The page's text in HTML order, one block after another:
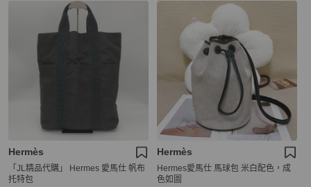
Hermès
「JL精品代購」 Hermes 愛馬仕 帆布
托特包
Hermès
Hermes愛馬仕 馬球包 米白配色，成
色如圖